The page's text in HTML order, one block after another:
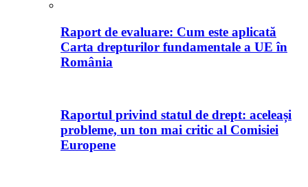
Raport de evaluare: Cum este aplicată
Carta drepturilor fundamentale a UE în
România
Raportul privind statul de drept: aceleași
probleme, un ton mai critic al Comisiei
Europene